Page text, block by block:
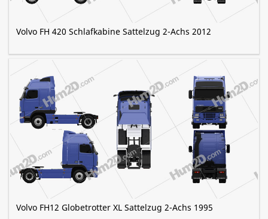
Volvo FH 420 Schlafkabine Sattelzug 2-Achs 2012
Volvo FH12 Globetrotter XL Sattelzug 2-Achs 1995